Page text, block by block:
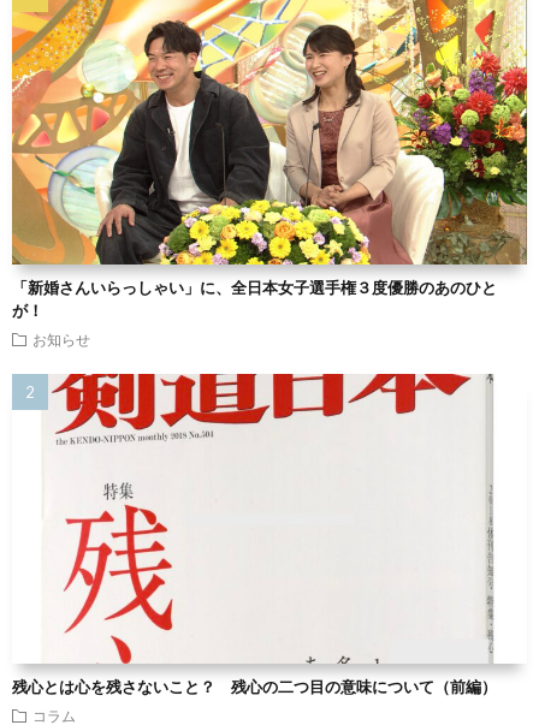
「新婚さんいらっしゃい」に、全日本女子選手権３度優勝のあのひと
が！
お知らせ
残心とは心を残さないこと？ 残心の二つ目の意味について（前編）
コラム